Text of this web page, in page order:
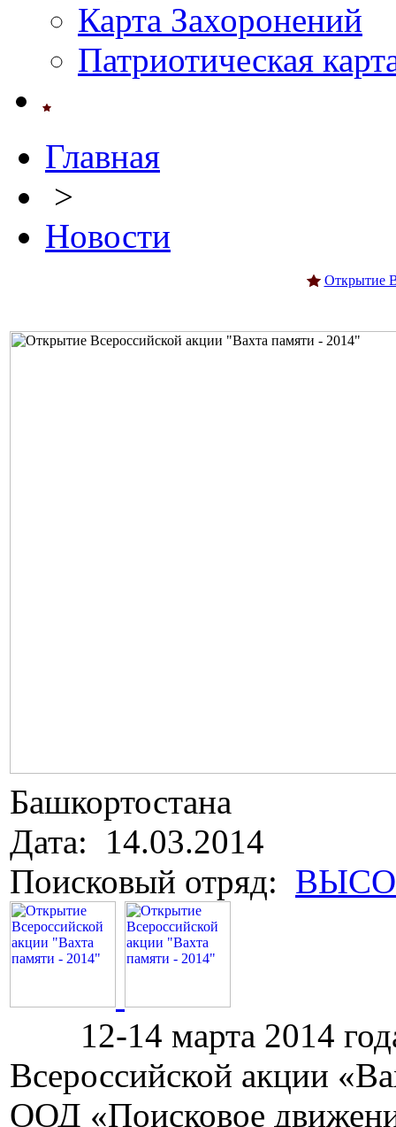
Карта Захоронений
Патриотическая
Главная
>
Новости
Открытие
Башкортостана
Дата: 14.03.2014
Поисковый отряд:
12-14 марта 2014 года
Всероссийской акции
ООД «Поисковое